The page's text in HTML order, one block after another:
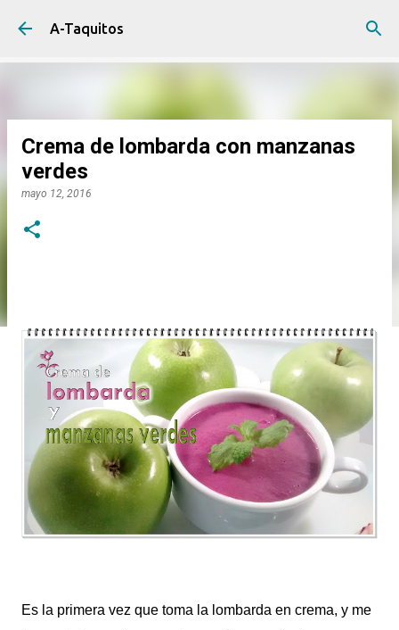
A-Taquitos
Crema de lombarda con manzanas
verdes
mayo 12, 2016
Es la primera vez que toma la lombarda en crema, y me